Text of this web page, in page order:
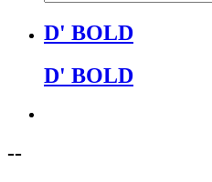
D' BOLD
D' BOLD
--